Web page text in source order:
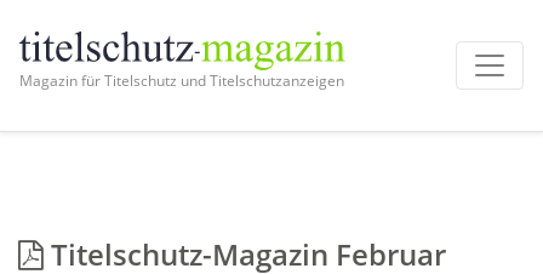
Magazin für Titelschutz und Titelschutzanzeigen
Titelschutz-Magazin Februar